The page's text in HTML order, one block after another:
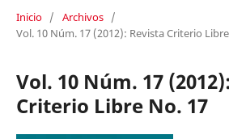
Inicio / Archivos /
Vol. 10 Núm. 17 (2012): Revista Criterio
Vol. 10 Núm. 17
Criterio Libre No. 17